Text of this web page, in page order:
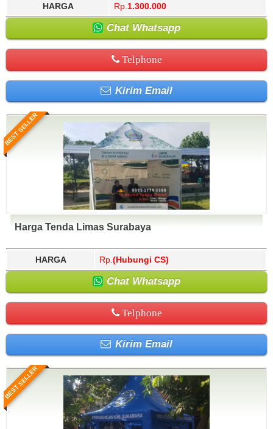
HARGA Rp. 1.300.000
Chat Whatsapp
Telphone
Kirim Email
BEST SELLER
Harga Tenda Limas Surabaya
HARGA Rp. (Hubungi CS)
Chat Whatsapp
Telphone
Kirim Email
BEST SELLER